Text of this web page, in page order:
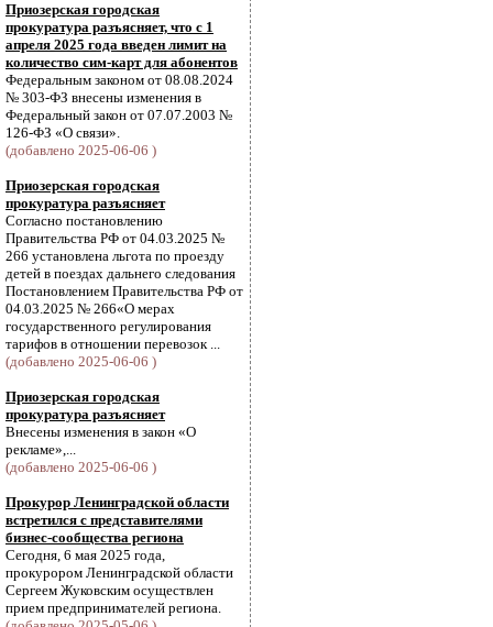
Приозерская городская
прокуратура разъясняет, что с 1
апреля 2025 года введен лимит на
количество сим-карт для абонентов
Федеральным законом от 08.08.2024
№ 303-ФЗ внесены изменения в
Федеральный закон от 07.07.2003 №
126-ФЗ «О связи».
(добавлено 2025-06-06 )
Приозерская городская
прокуратура разъясняет
Согласно постановлению
Правительства РФ от 04.03.2025 №
266 установлена льгота по проезду
детей в поездах дальнего следования
Постановлением Правительства РФ от
04.03.2025 № 266«О мерах
государственного регулирования
тарифов в отношении перевозок ...
(добавлено 2025-06-06 )
Приозерская городская
прокуратура разъясняет
Внесены изменения в закон «О
рекламе»,...
(добавлено 2025-06-06 )
Прокурор Ленинградской области
встретился с представителями
бизнес-сообщества региона
Сегодня, 6 мая 2025 года,
прокурором Ленинградской области
Сергеем Жуковским осуществлен
прием предпринимателей региона.